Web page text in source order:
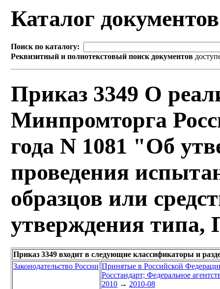
Каталог
Поиск по каталогу:
Реквизитный и полнотекстовый поиск документов
Приказ 3349 О
Минпромторга
года N 1081 "Об
проведения
образцов или
утверждения типа,
Приказ 3349 входит в следующие классификаторы и
Законодательство России Принятые в Российской
Росстандарт; Федеральное
2010 → 2010-08